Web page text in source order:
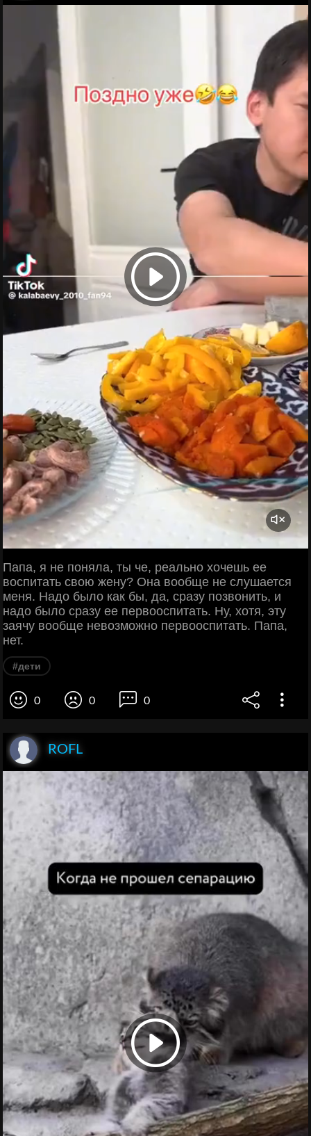
Папа, я не поняла, ты че, реально хочешь ее
воспитать свою жену? Она вообще не слушается
меня. Надо было как бы, да, сразу позвонить, и
надо было сразу ее первооспитать. Ну, хотя, эту
заячу вообще невозможно первооспитать. Папа,
нет.
#дети
0 0 0
ROFL